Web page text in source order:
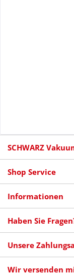
SCHWARZ
Shop Service
Informationen
Haben Sie
Unsere
Wir versenden